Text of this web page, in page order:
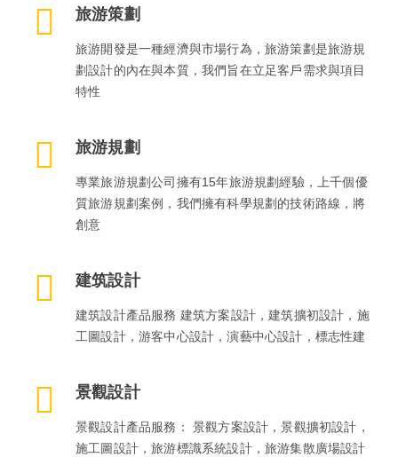
旅游策劃
旅游開發是一種經濟與市場行為，旅游策劃是旅游規
劃設計的內在與本質，我們旨在立足客戶需求與項目
特性
旅游規劃
專業旅游規劃公司擁有15年旅游規劃經驗，上千個優
質旅游規劃案例，我們擁有科學規劃的技術路線，將
創意
建筑設計
建筑設計產品服務 建筑方案設計，建筑擴初設計，施
工圖設計，游客中心設計，演藝中心設計，標志性建
景觀設計
景觀設計產品服務： 景觀方案設計，景觀擴初設計，
施工圖設計，旅游標識系統設計，旅游集散廣場設計